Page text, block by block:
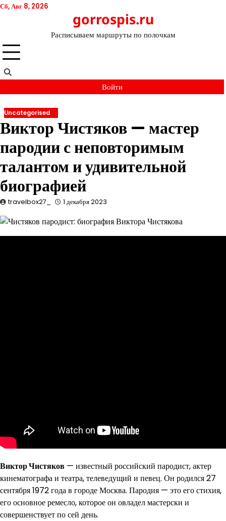
Перейти
Сб, Авг 8, 2026
gorrospis.ru
Расписываем маршруты по полочкам
Войти
Uncategorised
Виктор Чистяков — мастер
пародии с неповторимым
талантом и удивительной
биографией
travelbox27_ 1 декабря 2023
Виктор Чистяков — известный российский пародист, актер
кинематографа и театра, телеведущий и певец. Он родился 27
сентября 1972 года в городе Москва. Пародия — это его стихия,
его основное ремесло, которое он овладел мастерски и
совершенствует по сей день.